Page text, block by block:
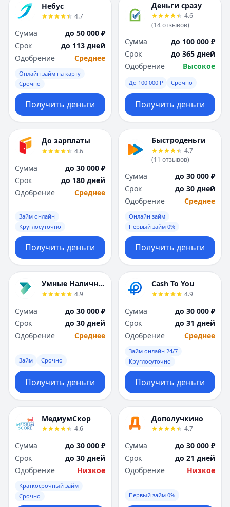
Небус
4.7
Сумма
до 50 000 ₽
Срок
до 113 дней
Одобрение
Среднее
Онлайн займ на карту
Срочно
Получить деньги
Деньги сразу
4.6
(14отзывов)
Сумма
до 100 000 ₽
Срок
до 365 дней
Одобрение
Высокое
До 100 000 ₽ Срочно
Получить деньги
До зарплаты
4.6
Сумма
до 30 000 ₽
Срок
до 180 дней
Одобрение
Среднее
Займ онлайн
Круглосуточно
Получить деньги
Быстроденьги
4.7
(11 отзывов)
Сумма
до 30 000 ₽
Срок
до 30 дней
Одобрение
Среднее
Онлайн займ
Первый займ 0%
Получить деньги
Умные Наличные
4.9
Сумма
до 30 000 ₽
Срок
до 30 дней
Одобрение
Среднее
Займ Срочно
Получить деньги
Cash To You
4.9
Сумма
до 30 000 ₽
Срок
до 31 дней
Одобрение
Среднее
Займ онлайн 24/7
Круглосуточно
Получить деньги
МедиумСкор
4.6
Сумма
до 30 000 ₽
Срок
до 30 дней
Одобрение
Низкое
Краткосрочный займ
Срочно
Дополучкино
4.7
Сумма
до 30 000 ₽
Срок
до 21 дней
Одобрение
Низкое
Первый займ 0%